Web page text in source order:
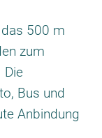
500 m
zum
Die
Bus und
Anbindung